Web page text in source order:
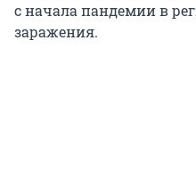
с начала пандемии в
заражения.